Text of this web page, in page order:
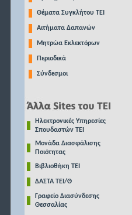
Θέματα Συγκλήτου ΤΕΙ
Αιτήματα Δαπανών
Μητρώα Εκλεκτόρων
Περιοδικά
Σύνδεσμοι
Ηλεκτρονικές Υπηρεσίες
Σπουδαστών ΤΕΙ
Μονάδα Διασφάλισης
Ποιότητας
Βιβλιοθήκη ΤΕΙ
ΔΑΣΤΑ ΤΕΙ/Θ
Γραφείο Διασύνδεσης
Θεσσαλίας